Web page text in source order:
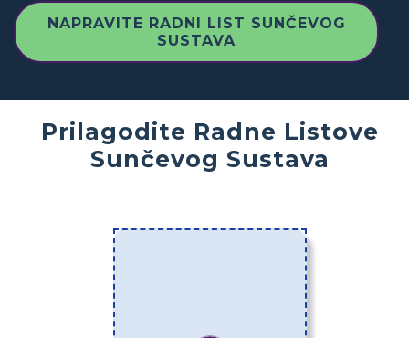
NAPRAVITE RADNI LIST SUNČEVOG
SUSTAVA
Prilagodite Radne Listove
Sunčevog Sustava